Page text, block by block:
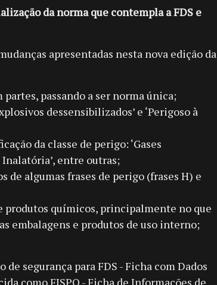
da norma que contempla a FDS e
apresentadas nesta nova edição da
passando a ser norma única;
dessensibilizados’ e ‘Perigoso à
da classe de perigo: ‘Gases
Inalatória’, entre outras;
de algumas frases de perigo (frases H) e
produtos químicos, principalmente no que
embalagens e produtos de uso interno;
segurança para FDS - Ficha com Dados
como FISPQ - Ficha de Informações de